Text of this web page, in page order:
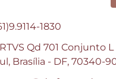
1830
Qd 701 Conjunto
Brasília - DF, 70340-